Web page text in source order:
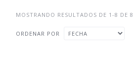
MOSTRANDO RESULTADOS DE 1-8 DE 8
ORDENAR POR